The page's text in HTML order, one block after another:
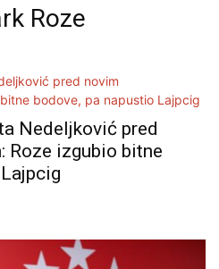
Roze
Nedeljković pred
Roze izgubio bitne